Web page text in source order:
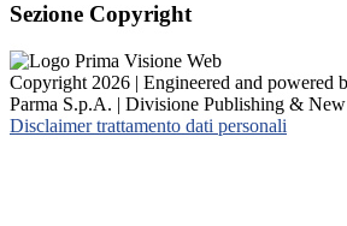
Sezione Copyright
Copyright 2026 | Engineered and powered
Parma S.p.A. | Divisione Publishing &
Disclaimer trattamento dati personali